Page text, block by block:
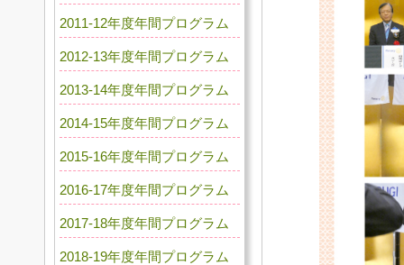
2011-12年度年間プログラム
2012-13年度年間プログラム
2013-14年度年間プログラム
2014-15年度年間プログラム
2015-16年度年間プログラム
2016-17年度年間プログラム
2017-18年度年間プログラム
2018-19年度年間プログラム